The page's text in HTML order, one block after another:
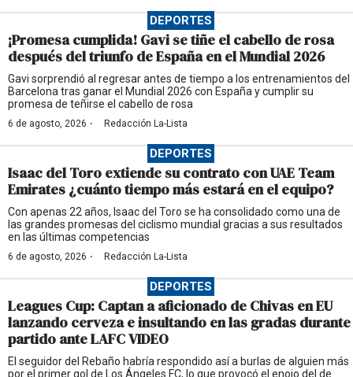
DEPORTES
¡Promesa cumplida! Gavi se tiñe el cabello de rosa
después del triunfo de España en el Mundial 2026
Gavi sorprendió al regresar antes de tiempo a los entrenamientos del
Barcelona tras ganar el Mundial 2026 con España y cumplir su
promesa de teñirse el cabello de rosa
6 de agosto, 2026 · Redacción La-Lista
DEPORTES
Isaac del Toro extiende su contrato con UAE Team
Emirates ¿cuánto tiempo más estará en el equipo?
Con apenas 22 años, Isaac del Toro se ha consolidado como una de
las grandes promesas del ciclismo mundial gracias a sus resultados
en las últimas competencias
6 de agosto, 2026 · Redacción La-Lista
DEPORTES
Leagues Cup: Captan a aficionado de Chivas en EU
lanzando cerveza e insultando en las gradas durante
partido ante LAFC VIDEO
El seguidor del Rebaño habría respondido así a burlas de alguien más
por el primer gol de Los Ángeles FC, lo que provocó el enojo del de